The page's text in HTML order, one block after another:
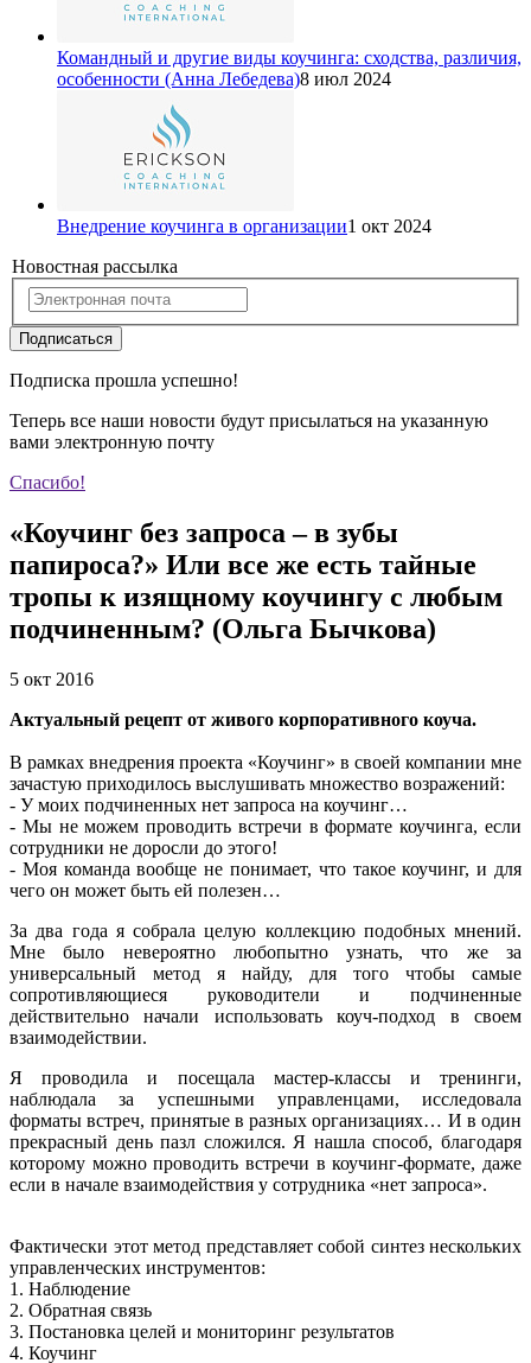
Командный и другие виды коучинга: сходства, различия,
особенности (Анна Лебедева)8 июл 2024
Внедрение коучинга в организации1 окт 2024
Новостная рассылка
Подписаться
Подписка прошла успешно!
Теперь все наши новости будут присылаться на указанную
вами электронную почту
Спасибо!
«Коучинг без запроса – в зубы
папироса?» Или все же есть тайные
тропы к изящному коучингу с любым
подчиненным? (Ольга Бычкова)
5 окт 2016
Актуальный рецепт от живого корпоративного коуча.
В рамках внедрения проекта «Коучинг» в своей компании мне
зачастую приходилось выслушивать множество возражений:
- У моих подчиненных нет запроса на коучинг…
- Мы не можем проводить встречи в формате коучинга, если
сотрудники не доросли до этого!
- Моя команда вообще не понимает, что такое коучинг, и для
чего он может быть ей полезен…
За два года я собрала целую коллекцию подобных мнений.
Мне было невероятно любопытно узнать, что же за
универсальный метод я найду, для того чтобы самые
сопротивляющиеся руководители и подчиненные
действительно начали использовать коуч-подход в своем
взаимодействии.
Я проводила и посещала мастер-классы и тренинги,
наблюдала за успешными управленцами, исследовала
форматы встреч, принятые в разных организациях… И в один
прекрасный день пазл сложился. Я нашла способ, благодаря
которому можно проводить встречи в коучинг-формате, даже
если в начале взаимодействия у сотрудника «нет запроса».
Фактически этот метод представляет собой синтез нескольких
управленческих инструментов:
1. Наблюдение
2. Обратная связь
3. Постановка целей и мониторинг результатов
4. Коучинг